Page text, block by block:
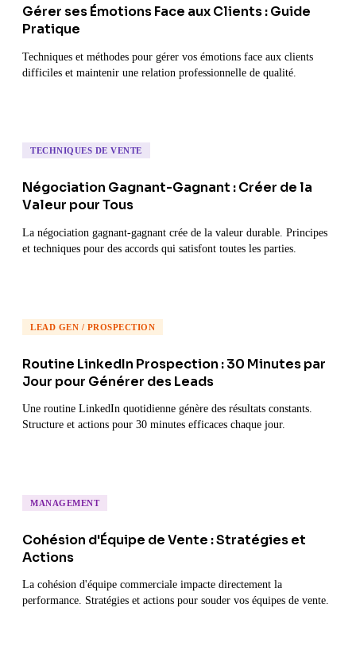
Gérer ses Émotions Face aux Clients : Guide
Pratique
Techniques et méthodes pour gérer vos émotions face aux clients
difficiles et maintenir une relation professionnelle de qualité.
TECHNIQUES DE VENTE
Négociation Gagnant-Gagnant : Créer de la
Valeur pour Tous
La négociation gagnant-gagnant crée de la valeur durable. Principes
et techniques pour des accords qui satisfont toutes les parties.
LEAD GEN / PROSPECTION
Routine LinkedIn Prospection : 30 Minutes par
Jour pour Générer des Leads
Une routine LinkedIn quotidienne génère des résultats constants.
Structure et actions pour 30 minutes efficaces chaque jour.
MANAGEMENT
Cohésion d'Équipe de Vente : Stratégies et
Actions
La cohésion d'équipe commerciale impacte directement la
performance. Stratégies et actions pour souder vos équipes de vente.